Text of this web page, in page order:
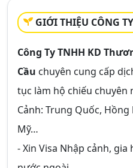
GIỚI THIỆU CÔNG TY
Công Ty TNHH KD
Cầu chuyên cung cấp
tục làm hộ chiếu chuyên
Cảnh: Trung Quốc, Hồng
Mỹ…
- Xin Visa Nhập cảnh,